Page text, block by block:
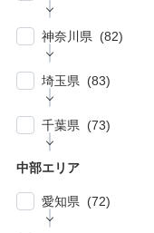
| … 新宿区・
| … 品川区・
| … 目黒区・
| … 中野区・
神奈川県 (82)
| … 横浜市 (44)
| … 相模原市
| … 厚木市・小
埼玉県 (83)
| … 春日部市
| … 比企郡・入
千葉県 (73)
| … 千葉市・
| … 浦安市・
中部エリア
愛知県 (72)